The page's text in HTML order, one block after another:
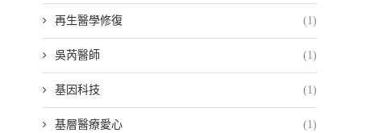
再生醫學修復 (1)
吳芮醫師 (1)
基因科技 (1)
基層醫療愛心 (1)